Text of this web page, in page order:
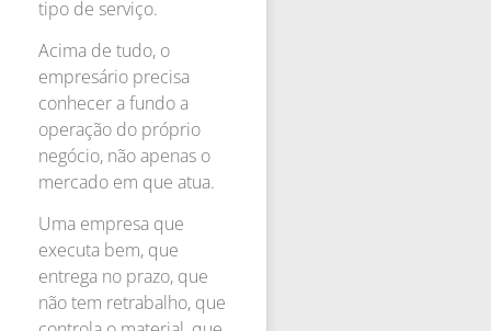
tipo de serviço.
Acima de tudo, o
empresário precisa
conhecer a fundo a
operação do próprio
negócio, não apenas o
mercado em que atua.
Uma empresa que
executa bem, que
entrega no prazo, que
não tem retrabalho, que